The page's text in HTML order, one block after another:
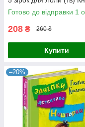
Готово до відправки 1
208 ₴ 260 ₴
Купити
–20%